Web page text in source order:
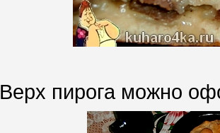
Верх пирога можно